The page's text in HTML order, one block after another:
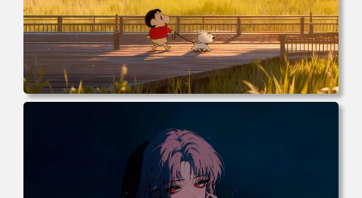
电脑壁纸 动漫 小白 日落 木栈道 田野 蜡笔小新 遛小白 麦田
电脑桌面 高清壁纸 壁纸下载 壁纸大全